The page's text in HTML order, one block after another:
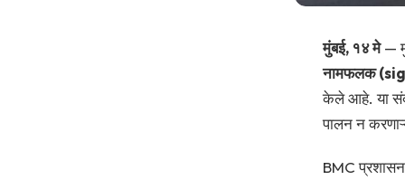
मुंबई, १४ मे—
नामफलक
केले आहे. या
पालन न
BMC